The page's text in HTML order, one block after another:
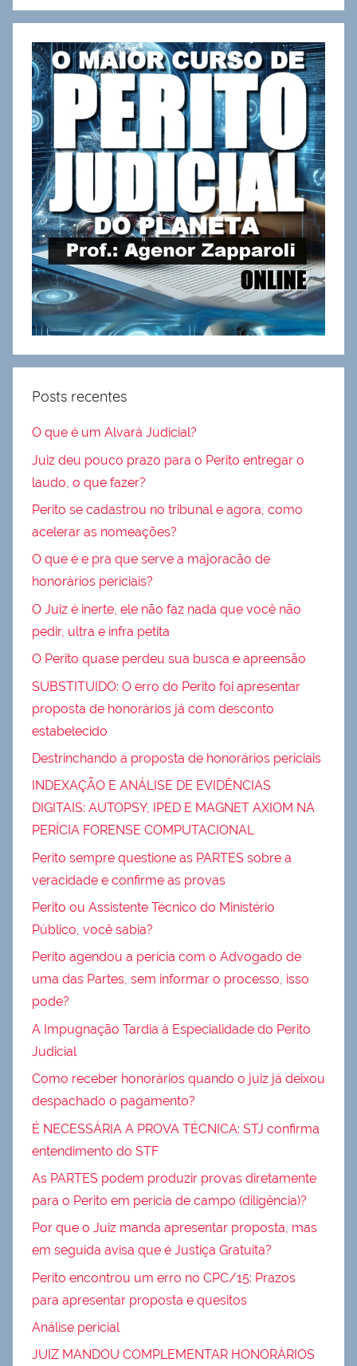
Posts recentes
O que é um Alvará Judicial?
Juiz deu pouco prazo para o Perito entregar o
laudo, o que fazer?
Perito se cadastrou no tribunal e agora, como
acelerar as nomeações?
O que é e pra que serve a majoracão de
honorários periciais?
O Juiz é inerte, ele não faz nada que você não
pedir, ultra e infra petita
O Perito quase perdeu sua busca e apreensão
SUBSTITUIDO: O erro do Perito foi apresentar
proposta de honorários já com desconto
estabelecido
Destrinchando a proposta de honorários periciais
INDEXAÇÃO E ANÁLISE DE EVIDÊNCIAS
DIGITAIS: AUTOPSY, IPED E MAGNET AXIOM NA
PERÍCIA FORENSE COMPUTACIONAL
Perito sempre questione as PARTES sobre a
veracidade e confirme as provas
Perito ou Assistente Técnico do Ministério
Público, você sabia?
Perito agendou a perícia com o Advogado de
uma das Partes, sem informar o processo, isso
pode?
A Impugnação Tardia à Especialidade do Perito
Judicial
Como receber honorários quando o juiz já deixou
despachado o pagamento?
É NECESSÁRIA A PROVA TÉCNICA: STJ confirma
entendimento do STF
As PARTES podem produzir provas diretamente
para o Perito em perícia de campo (diligência)?
Por que o Juiz manda apresentar proposta, mas
em seguida avisa que é Justiça Gratuita?
Perito encontrou um erro no CPC/15: Prazos
para apresentar proposta e quesitos
Análise pericial
JUIZ MANDOU COMPLEMENTAR HONORÁRIOS